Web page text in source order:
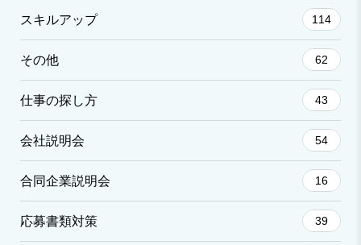
スキルアップ 114
その他 62
仕事の探し方 43
会社説明会 54
合同企業説明会 16
応募書類対策 39